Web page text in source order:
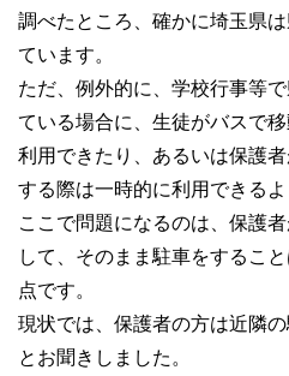
調べたところ、確かに埼玉県
ています。
ただ、例外的に、学校行事等
ている場合に、生徒がバスで
利用できたり、あるいは保護
する際は一時的に利用できるよ
ここで問題になるのは、保護
して、そのまま駐車をするこ
点です。
現状では、保護者の方は近隣
とお聞きしました。